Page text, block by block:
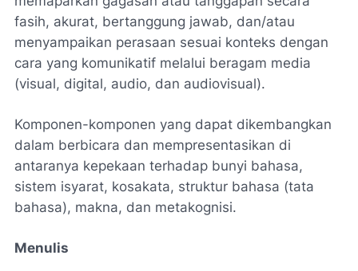
fasih, akurat, bertanggung jawab, dan/atau
menyampaikan perasaan sesuai konteks dengan
cara yang komunikatif melalui beragam media
(visual, digital, audio, dan audiovisual).
Komponen-komponen yang dapat dikembangkan
dalam berbicara dan mempresentasikan di
antaranya kepekaan terhadap bunyi bahasa,
sistem isyarat, kosakata, struktur bahasa (tata
bahasa), makna, dan metakognisi.
Menulis